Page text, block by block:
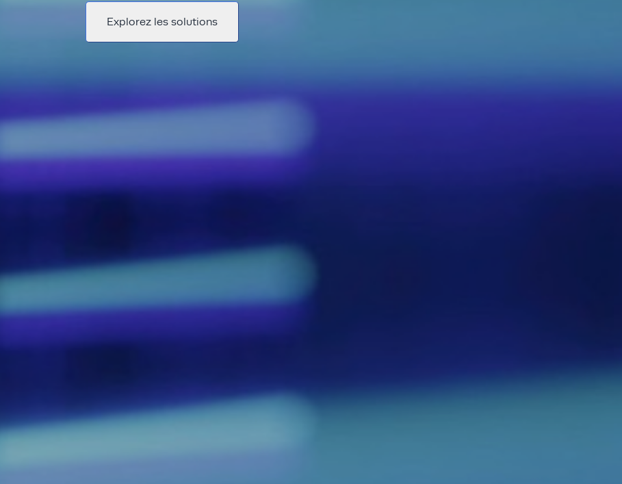
Explorez les solutions